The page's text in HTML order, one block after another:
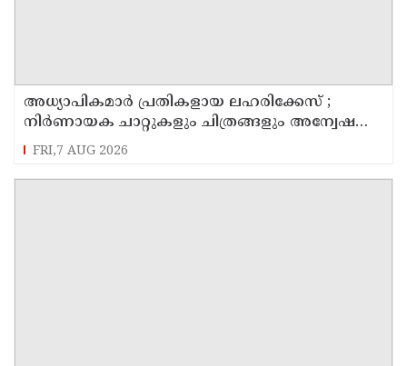
അധ്യാപികമാര്‍ പ്രതികളായ ലഹരിക്കേസ് ;
നിർണായക ചാറ്റുകളും ചിത്രങ്ങളും അന്വേഷണ
സംഘത്തിന്
FRI,7 AUG 2026